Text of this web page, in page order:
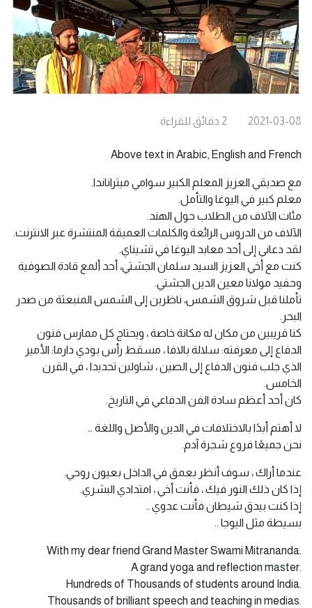
2021-03-08
2 دقائق للقراءة
Above text in Arabic, English and French
مع صديقي العزيز المعلم الكبير سوامي ميتراناندا.
معلم كبير في اليوغا والتأمل.
مئات الآلاف من الطلاب حول الهند.
الآلاف من الدروس الرائعة والكلمات العميقة المنتشرة عبر الانترنت.
لقد دعاني إلى أحد معابد اليوغا في تشيناي.
كنت مع أخي العزيز السيد سلمان الجشتي، أحد ألمع قادة الصوفية
وحفيد مولانا معين الدين الجشتي.
تأملنا قبل شروق الشمس، ناظرين إلى الشمس المنبعثة من صدر
البحر.
كنا قريبين من مكان له مكانة خاصة ، ويحتاج كل ممارس فنون
الدفاع إلى معرفته: سلالة بالافا ، مسقط رأس بودي دارما: الأمير
الذي جلب فنون الدفاع إلى الصين ، شاولين تحديدا ، في القرن
الخامس.
كان أحد أعظم سادة الفن الدفاعي في التاريخ.
لا أهتم أبدًا بالاختلافات في الدين والأصل واللغة …
نحن جميعًا فروع شجرة آدم.
عندما أراك ، سوف أنظر بعمق في الداخل بعيون روحي.
إذا كان ذلك النور فيك ، فأنت أخي ، امتدادي البشري.
إذا كنت بيدق شيطان فأنت عدوي ..
بسيطة مثل اليوجا ..
With my dear friend Grand Master Swami Mitrananda.
A grand yoga and reflection master.
Hundreds of Thousands of students around India.
Thousands of brilliant speech and teaching in medias.